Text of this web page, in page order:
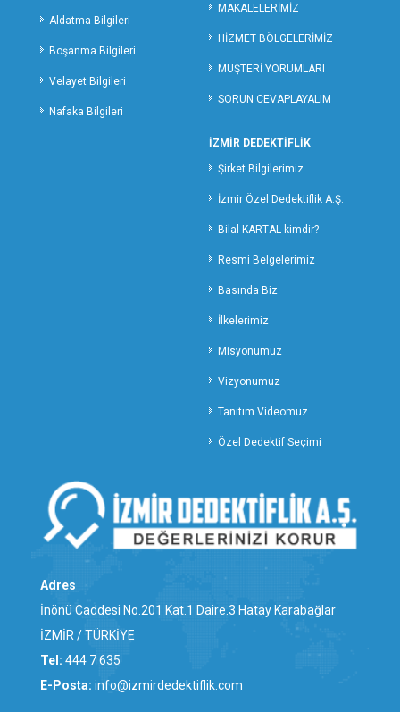
NEVŞEHİR ÖZEL DEDEKTİFLİK
NİĞDE ÖZEL DEDEKTİFLİK
ORDU ÖZEL DEDEKTİFLİK
YOZGAT ÖZEL DEDEKTİFLİK
ZONGULDAK ÖZEL DEDEKTİFLİK
ALİAĞA ÖZEL DEDEKTİFLİK
BALÇOVA ÖZEL DEDEKTİFLİK
BAYINDIR ÖZEL DEDEKTİFLİK
BAYRAKLI ÖZEL DEDEKTİFLİK
BERGAMA ÖZEL DEDEKTİFLİK
BEYDAĞ ÖZEL DEDEKTİFLİK
BORNOVA ÖZEL DEDEKTİFLİK
Aldatma Bilgileri
Boşanma Bilgileri
Velayet Bilgileri
Nafaka Bilgileri
MAKALELERİMİZ
HİZMET BÖLGELERİMİZ
MÜŞTERİ YORUMLARI
SORUN CEVAPLAYALIM
İZMİR DEDEKTİFLİK
Şirket Bilgilerimiz
İzmir Özel Dedektiflik A.Ş.
Bilal KARTAL kimdir?
Resmi Belgelerimiz
Basında Biz
İlkelerimiz
Misyonumuz
Vizyonumuz
Tanıtım Videomuz
Özel Dedektif Seçimi
Adres
İnönü Caddesi No.201 Kat.1 Daire.3 Hatay Karabağlar
İZMİR / TÜRKİYE
Tel: 444 7 635
E-Posta: info@izmirdedektiflik.com